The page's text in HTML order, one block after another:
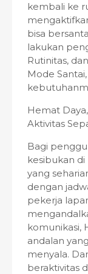
kembali ke
bisa
lakukan
Rutinitas,
Mode
Hemat
Aktivitas
Bagi
kesibukan
yang
dengan
pekerja
komunikasi,
andalan
menyala.
beraktivitas